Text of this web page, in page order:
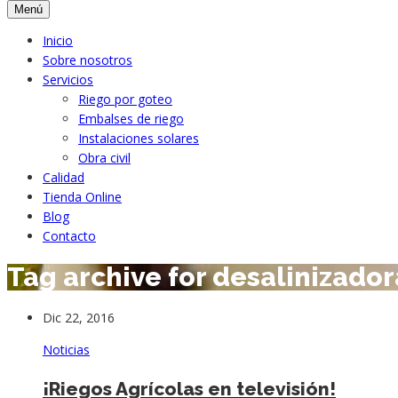
Menú
Inicio
Sobre nosotros
Servicios
Riego por goteo
Embalses de riego
Instalaciones solares
Obra civil
Calidad
Tienda Online
Blog
Contacto
Tag archive for
Dic 22, 2016
Noticias
¡Riegos Agrícolas en televisión!